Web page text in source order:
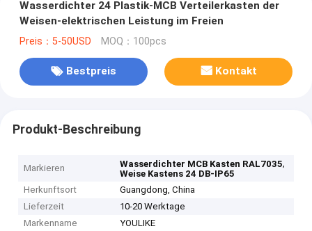
Wasserdichter 24 Plastik-MCB Verteilerkasten der
Weisen-elektrischen Leistung im Freien
Preis：5-50USD MOQ：100pcs
Bestpreis Kontakt
Produkt-Beschreibung
Markieren Wasserdichter MCB Kasten RAL7035,
Weise Kastens 24 DB-IP65
Herkunftsort
Guangdong, China
Lieferzeit
10-20 Werktage
Markenname
YOULIKE